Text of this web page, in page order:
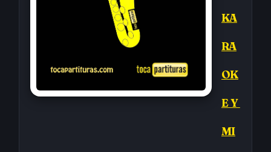
KA
RA
OK
E Y
MI